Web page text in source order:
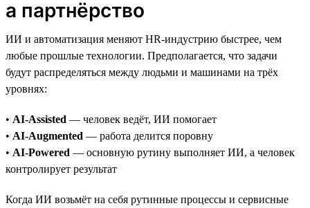
а партнёрство
ИИ и автоматизация меняют HR-индустрию быстрее, чем
любые прошлые технологии. Предполагается, что задачи
будут распределяться между людьми и машинами на трёх
уровнях:
• AI-Assisted — человек ведёт, ИИ помогает
• AI-Augmented — работа делится поровну
• AI-Powered — основную рутину выполняет ИИ, а человек
контролирует результат
Когда ИИ возьмёт на себя рутинные процессы и сервисные